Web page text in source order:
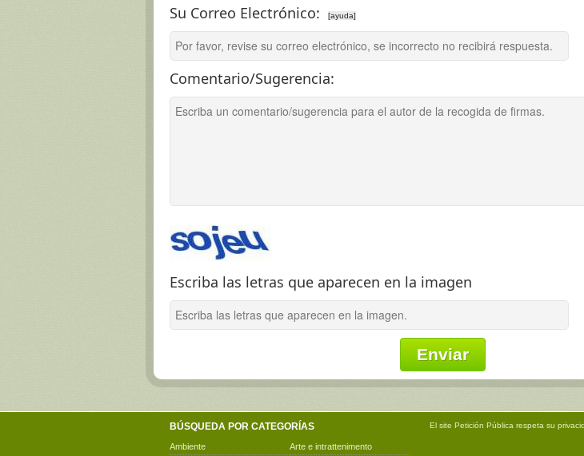
Su Correo Electrónico: [ayuda]
Comentario/Sugerencia:
Escriba las letras que aparecen en la imagen
BÚSQUEDA POR CATEGORÍAS
Ambiente Arte e intrattenimento
El site Petición Pública respeta su